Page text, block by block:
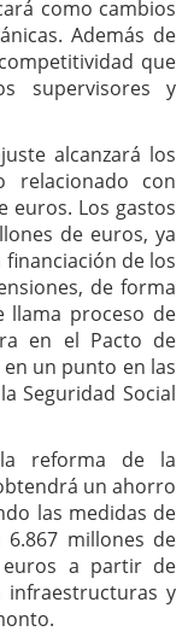
como cambios
Además de
que
supervisores y
alcanzará los
con
euros. Los gastos
de euros, ya
de los
de forma
llama proceso de
en el Pacto de
un punto en las
Seguridad Social
reforma de la
un ahorro
las medidas de
6.867 millones de
a partir de
infraestructuras y